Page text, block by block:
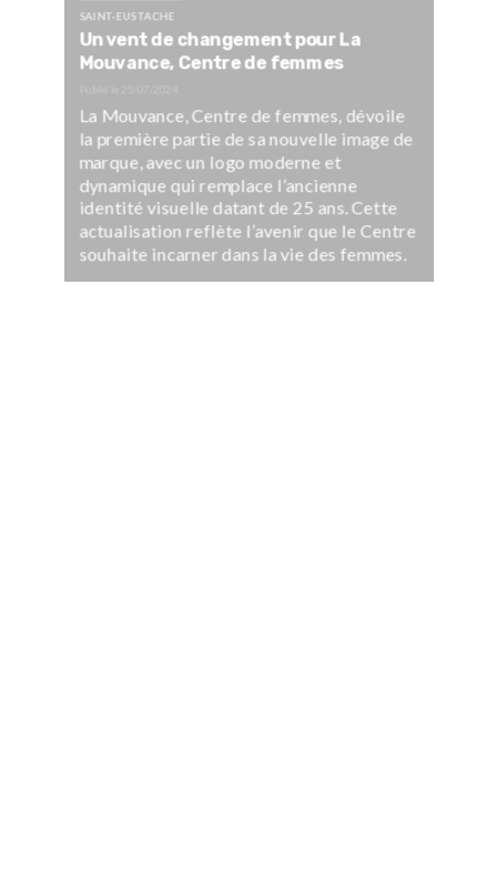
SAINT-EUSTACHE
Un vent de changement pour La
Mouvance, Centre de femmes
La Mouvance, Centre de femmes, dévoile
la première partie de sa nouvelle image de
marque, avec un logo moderne et
dynamique qui remplace l’ancienne
identité visuelle datant de 25 ans. Cette
actualisation reflète l’avenir que le Centre
souhaite incarner dans la vie des femmes.